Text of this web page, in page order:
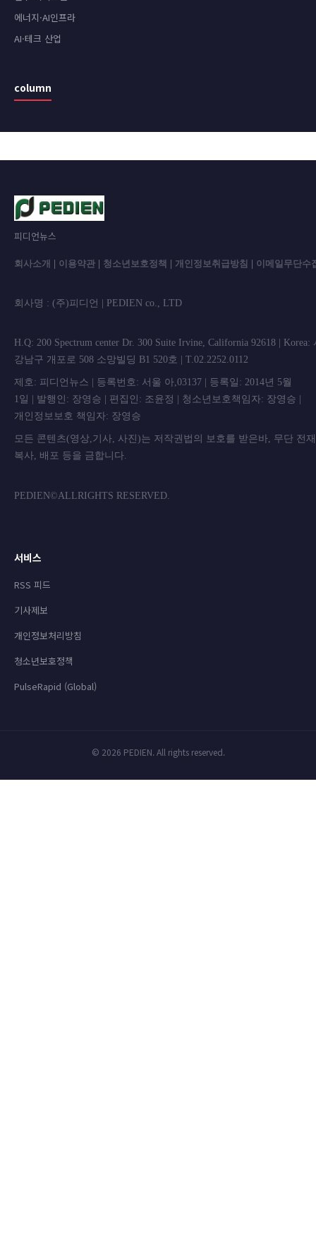
에너지·AI인프라
AI·테크 산업
column
피디언뉴스
회사소개 이용약관 청소년보호정책 개인정보취급방침 이메일무단수
회사명 : (주)피디언 | PEDIEN co.,
H.Q: 200 Spectrum center Dr. 300 Suite Irvine, California 92618 | Korea:
강남구 개포로 508 소망빌딩 B1 520호 | T.02.2252.0112
제호: 피디언뉴스 | 등록번호: 서울 아,03137 | 등록일: 2014년 5월
1일 | 발행인: 장영승 | 편집인: 조윤정 | 청소년보호책임자: 장영승 |
개인정보보호 책임자: 장영승
모든 콘텐츠(영상,기사, 사진)는 저작권법의 보호를 받은바, 무단 전
복사, 배포 등을 금합니
PEDIEN©ALLRIGHTS RESERVED.
서비스
RSS 피드
기사제보
개인정보처리방침
청소년보호정책
PulseRapid (Global)
© 2026 PEDIEN. All rights reserved.